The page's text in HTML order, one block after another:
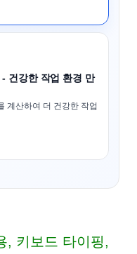
건강한 작업 환경 만
계산하여 더 건강한 작업
, 키보드 타이핑,